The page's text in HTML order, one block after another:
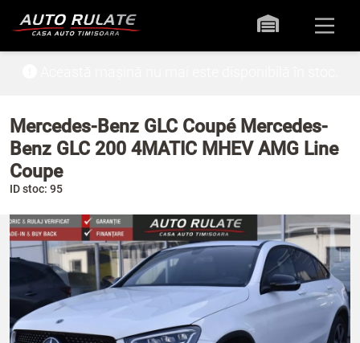
Mercedes-Benz GLC Coupé Mercedes-
Benz GLC 200 4MATIC MHEV AMG Line
Coupe
ID stoc: 95